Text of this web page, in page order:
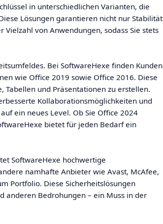
in unterschiedlichen Varianten, die
Lösungen garantieren nicht nur Stabilität
von Anwendungen, sodass Sie stets
Bei SoftwareHexe finden Kunden
wie Office 2019 sowie Office 2016. Diese
Tabellen und Präsentationen zu erstellen.
Kollaborationsmöglichkeiten und
ein neues Level. Ob Sie Office 2024
bietet für jeden Bedarf ein
SoftwareHexe hochwertige
namhafte Anbieter wie Avast, McAfee,
Portfolio. Diese Sicherheitslösungen
anderen Bedrohungen – ein Muss in der